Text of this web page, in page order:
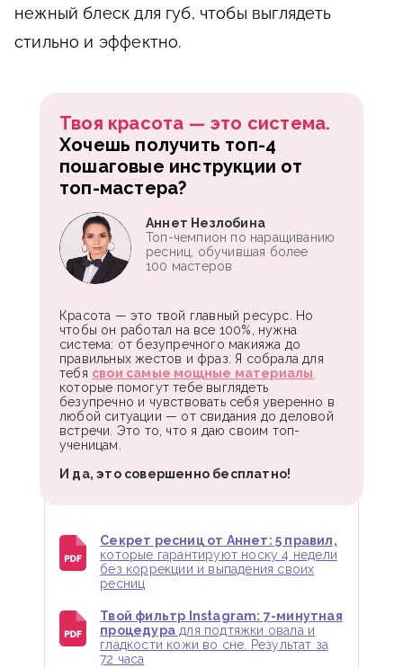
нежный блеск для губ, чтобы выглядеть
стильно и эффектно.
Твоя красота — это система.
Хочешь получить топ-4
пошаговые инструкции от
топ-мастера?
Красота — это твой главный ресурс. Но
чтобы он работал на все 100%, нужна
система: от безупречного макияжа до
правильных жестов и фраз. Я собрала для
тебя свои самые мощные материалы,
которые помогут тебе выглядеть
безупречно и чувствовать себя уверенно в
любой ситуации — от свидания до деловой
встречи. Это то, что я даю своим топ-
ученицам.
И да, это совершенно бесплатно!
Аннет Незлобина
Топ-чемпион по наращиванию
ресниц, обучившая более
100 мастеров
Секрет ресниц от Аннет: 5 правил,
которые гарантируют носку 4 недели
без коррекции и выпадения своих
ресниц
Твой фильтр Instagram: 7-минутная
процедурадля подтяжки овала и
гладкости кожи во сне. Результат за
72 часа